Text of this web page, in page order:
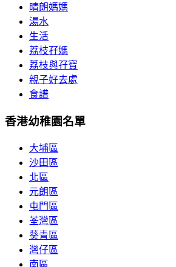
晴朗媽媽
湯水
生活
荔枝孖媽
荔枝與孖寶
親子好去處
食譜
香港幼稚園名單
大埔區
沙田區
北區
元朗區
屯門區
荃灣區
葵青區
灣仔區
南區